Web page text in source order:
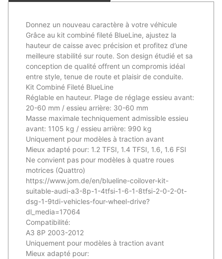
Donnez un nouveau caractère à votre véhicule
Grâce au kit combiné fileté BlueLine, ajustez la
hauteur de caisse avec précision et profitez d’une
meilleure stabilité sur route. Son design étudié et sa
conception de qualité offrent un compromis idéal
entre style, tenue de route et plaisir de conduite.
Kit Combiné Fileté BlueLine
Réglable en hauteur. Plage de réglage essieu avant:
20-60 mm / essieu arrière: 30-60 mm
Masse maximale techniquement admissible essieu
avant: 1105 kg / essieu arrière: 990 kg
Uniquement pour modèles à traction avant
Mieux adapté pour: 1.2 TFSI, 1.4 TFSI, 1.6, 1.6 FSI
Ne convient pas pour modèles à quatre roues
motrices (Quattro)
https://www.jom.de/en/blueline-coilover-kit-
suitable-audi-a3-8p-1-4tfsi-1-6-1-8tfsi-2-0-2-0t-
dsg-1-9tdi-vehicles-four-wheel-drive?
dl_media=17064
Compatibilité:
A3 8P 2003-2012
Uniquement pour modèles à traction avant
Mieux adapté pour: